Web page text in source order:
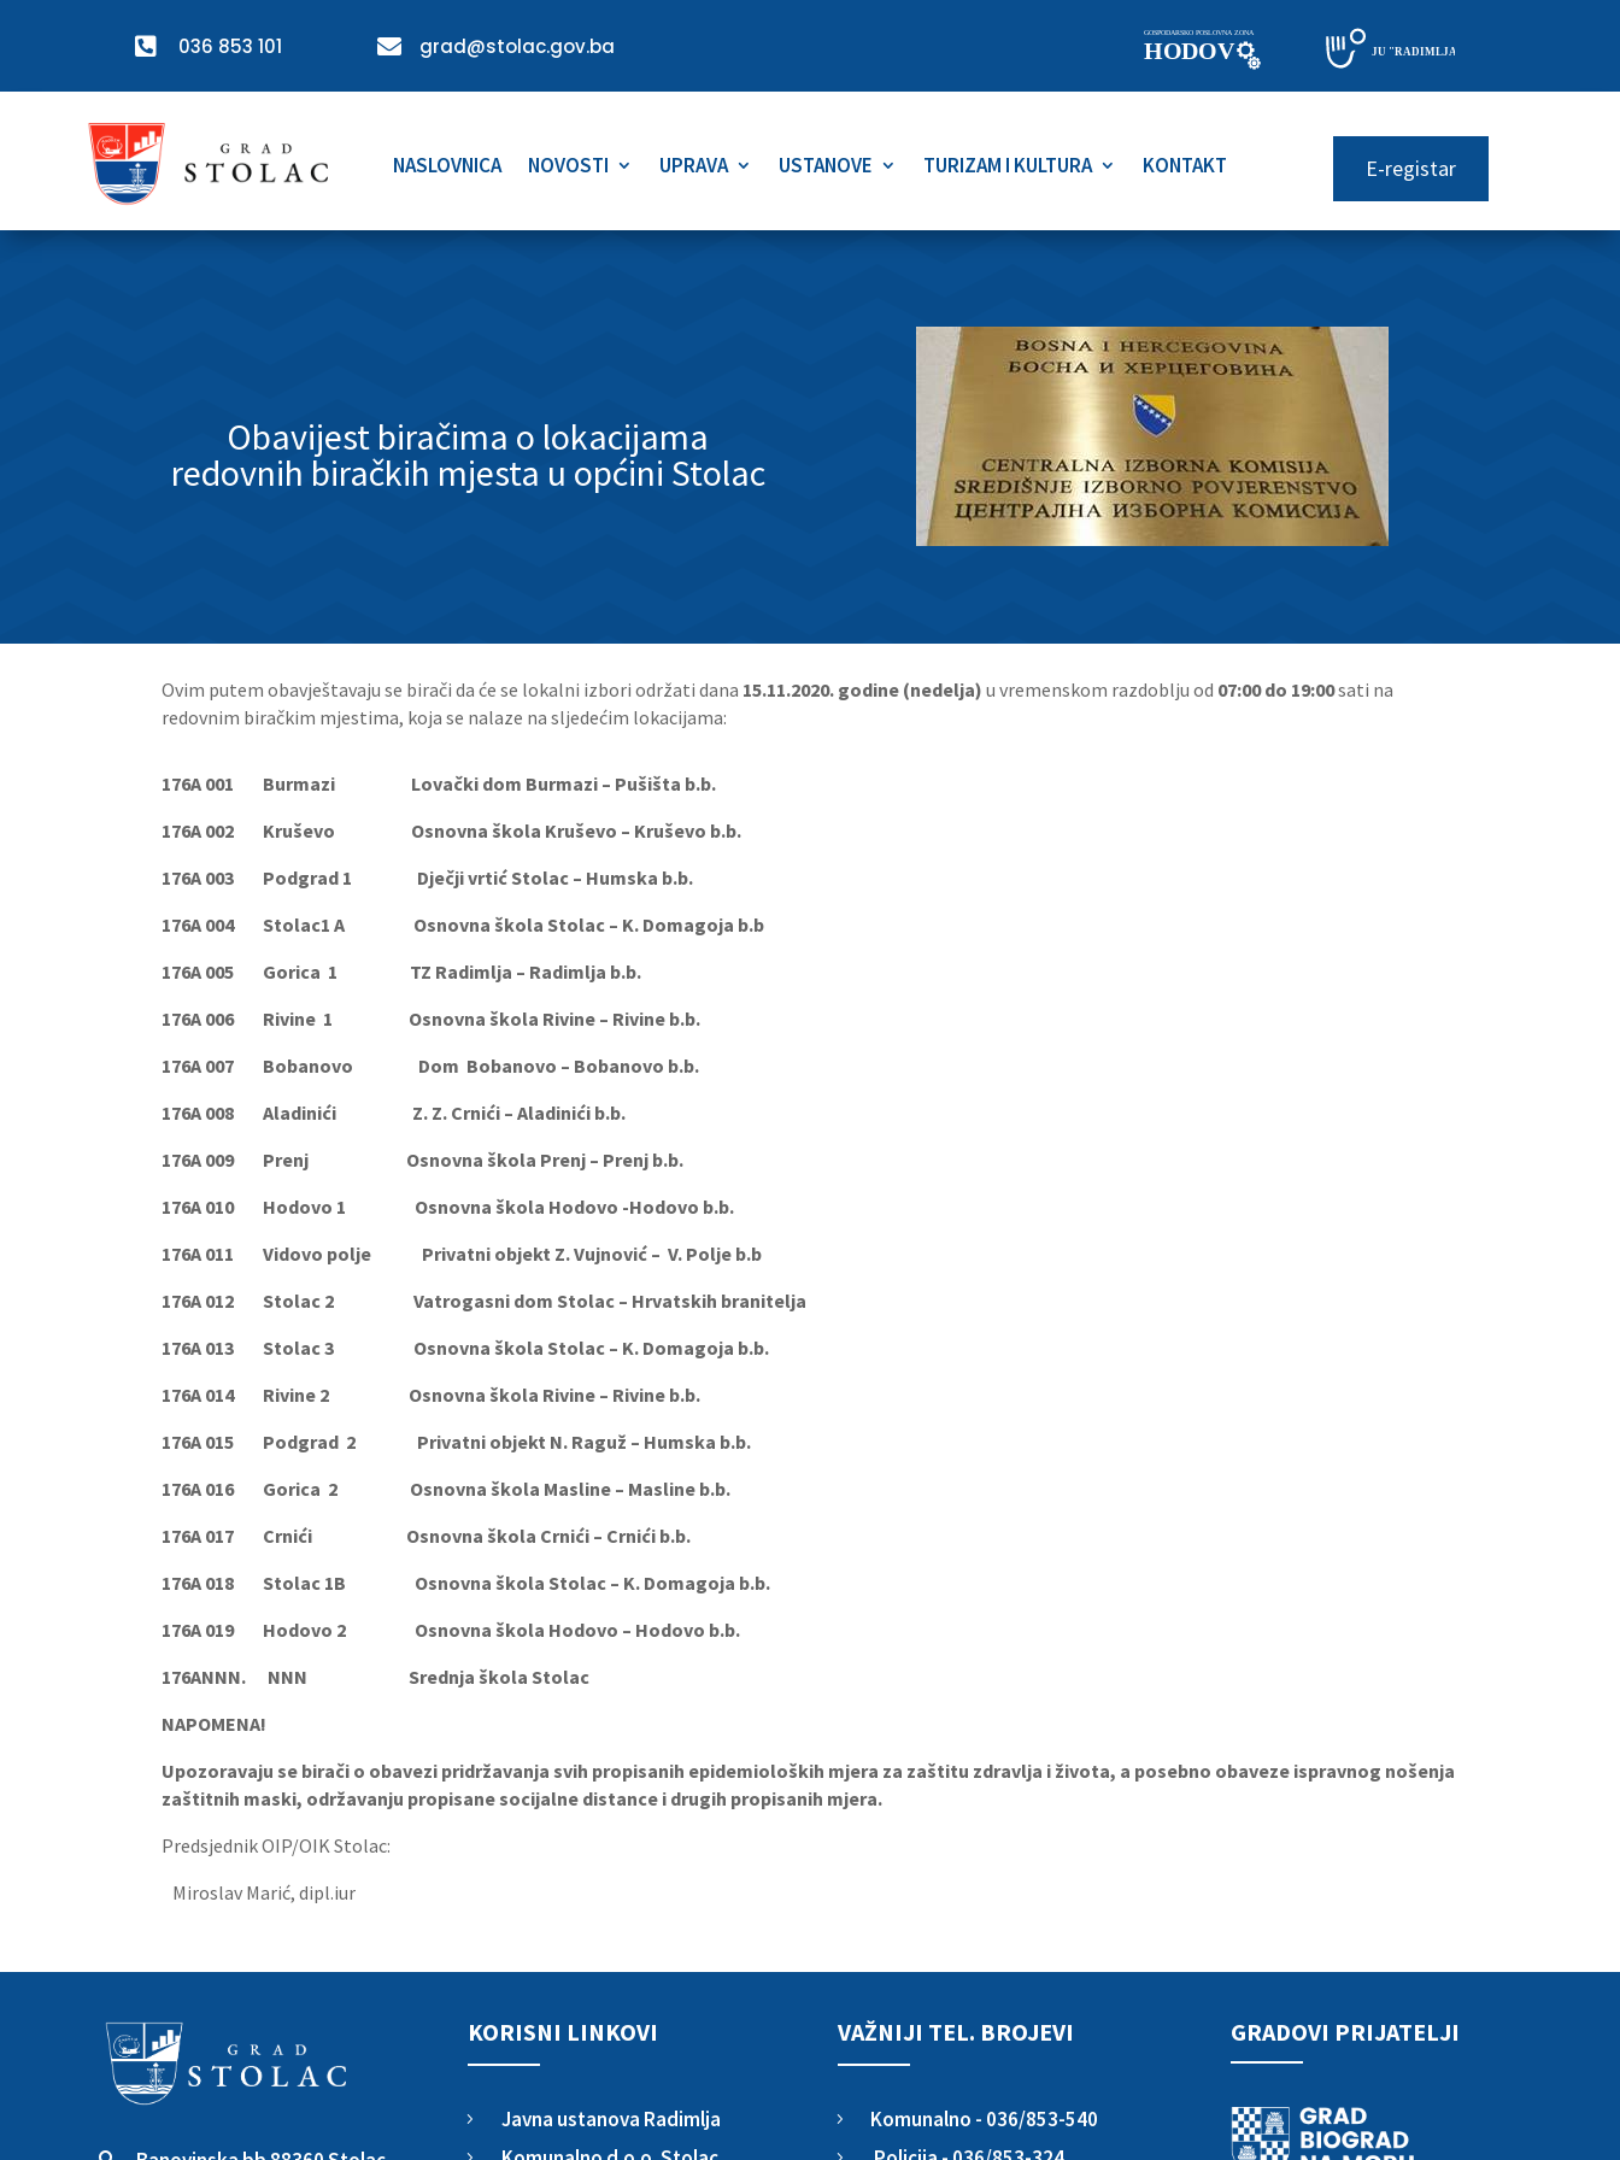
 036 853 101  grad@stolac.gov.ba
NASLOVNICA NOVOSTI UPRAVA USTANOVE TURIZAM I KULTURA KONTAKT E-registar
Obavijest biračima o lokacijama
redovnih biračkih mjesta u općini Stolac
Ovim putem obavještavaju se birači da će se lokalni izbori održati dana 15.11.2020. godine (nedelja) u vremenskom razdoblju od 07:00 do 19:00sati na
redovnim biračkim mjestima, koja se nalaze na sljedećim lokacijama:
176A 001 Burmazi Lovački dom Burmazi – Pušišta b.b.
176A 002 Kruševo Osnovna škola Kruševo – Kruševo b.b.
176A 003 Podgrad 1 Dječji vrtić Stolac – Humska b.b.
176A 004 Stolac1 A Osnovna škola Stolac – K. Domagoja b.b
176A 005 Gorica 1 TZ Radimlja – Radimlja b.b.
176A 006 Rivine 1 Osnovna škola Rivine – Rivine b.b.
176A 007 Bobanovo Dom Bobanovo – Bobanovo b.b.
176A 008 Aladinići Z. Z. Crnići – Aladinići b.b.
176A 009 Prenj Osnovna škola Prenj – Prenj b.b.
176A 010 Hodovo 1 Osnovna škola Hodovo -Hodovo b.b.
176A 011 Vidovo polje Privatni objekt Z. Vujnović – V. Polje b.b
176A 012 Stolac 2 Vatrogasni dom Stolac – Hrvatskih branitelja
176A 013 Stolac 3 Osnovna škola Stolac – K. Domagoja b.b.
176A 014 Rivine 2 Osnovna škola Rivine – Rivine b.b.
176A 015 Podgrad 2 Privatni objekt N. Raguž – Humska b.b.
176A 016 Gorica 2 Osnovna škola Masline – Masline b.b.
176A 017 Crnići Osnovna škola Crnići – Crnići b.b.
176A 018 Stolac 1B Osnovna škola Stolac – K. Domagoja b.b.
176A 019 Hodovo 2 Osnovna škola Hodovo – Hodovo b.b.
176ANNN. NNN Srednja škola Stolac
NAPOMENA!
Upozoravaju se birači o obavezi pridržavanja svih propisanih epidemioloških mjera za zaštitu zdravlja i života, a posebno obaveze ispravnog nošenja
zaštitnih maski, održavanju propisane socijalne distance i drugih propisanih mjera.
Predsjednik OIP/OIK Stolac:
Miroslav Marić, dipl.iur
KORISNI LINKOVI
5 Javna ustanova Radimlja
VAŽNIJI TEL. BROJEVI
5 Komunalno - 036/853-540
GRADOVI PRIJATELJI